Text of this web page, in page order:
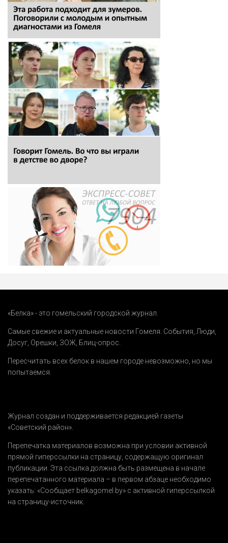
«Белка» - это гомельский городской журнал.
Самые свежие и актуальные новости Гомеля. События,Люди,
Досуг, Орешки, ЗОЖ, Блиц-опрос.
Пересчитать всех белок в нашем городе невозможно, но мы
попытаемся.
Журнал создан и поддерживается редакцией газеты
«Советский район».
Перепечатка материалов возможна при условии активной
прямой гиперссылки на страницу, содержащую оригинал
публикации. Эта ссылка должна быть размещена в начале
перепечатанного материала – в первом абзаце необходимо
указать: «Сообщает belkagomel.by» с активной гиперссылкой
на страницу-источник.